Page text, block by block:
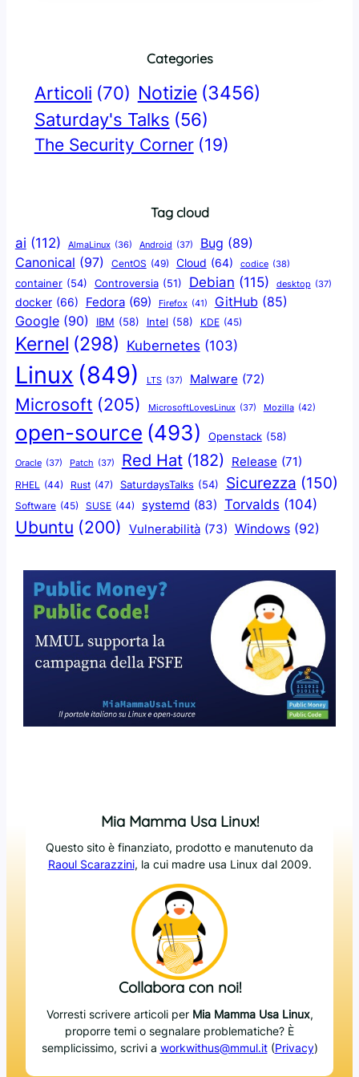
Categories
Articoli (70) Notizie (3456)
Saturday's Talks (56)
The Security Corner (19)
Tag cloud
ai (112) AlmaLinux (36) Android (37) Bug (89)
Canonical (97) CentOS (49) Cloud (64) codice (38)
container (54) Controversia (51) Debian (115) desktop (37)
docker (66) Fedora (69) Firefox (41) GitHub (85)
Google (90) IBM (58) Intel (58) KDE (45)
Kernel (298) Kubernetes (103)
Linux (849) LTS (37) Malware (72)
Microsoft (205) MicrosoftLovesLinux (37) Mozilla (42)
open-source (493) Openstack (58)
Oracle (37) Patch (37) Red Hat (182) Release (71)
RHEL (44) Rust (47) SaturdaysTalks (54) Sicurezza (150)
Software (45) SUSE (44) systemd (83) Torvalds (104)
Ubuntu (200) Vulnerabilità (73) Windows (92)
Mia Mamma Usa Linux!
Questo sito è finanziato, prodotto e manutenuto da
Raoul Scarazzini, la cui madre usa Linux dal 2009.
Collabora con noi!
Vorresti scrivere articoli per Mia Mamma Usa Linux,
proporre temi o segnalare problematiche? È
semplicissimo, scrivi a workwithus@mmul.it(Privacy)